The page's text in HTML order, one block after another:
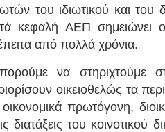
του ιδιωτικού και του
κεφαλή ΑΕΠ σημειώνει
από πολλά χρόνια.
να στηριχτούμε
οικειοθελώς τα
πρωτόγονη,
διατάξεις του κοινοτικού